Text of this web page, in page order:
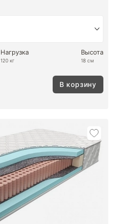
Нагрузка
120 кг
Высота
18 см
В корзину